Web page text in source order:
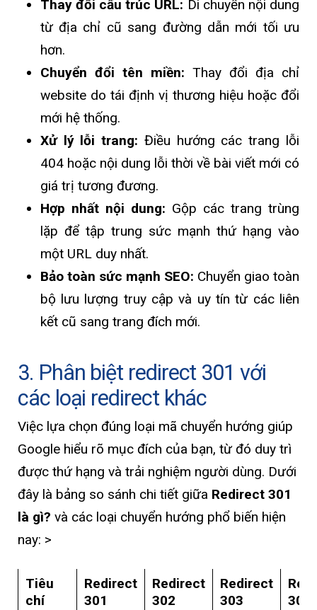
Thay đổi cấu trúc URL: Di chuyển nội dung
từ địa chỉ cũ sang đường dẫn mới tối ưu
hơn.
Chuyển đổi tên miền: Thay đổi địa chỉ
website do tái định vị thương hiệu hoặc đổi
mới hệ thống.
Xử lý lỗi trang: Điều hướng các trang lỗi
404 hoặc nội dung lỗi thời về bài viết mới có
giá trị tương đương.
Hợp nhất nội dung: Gộp các trang trùng
lặp để tập trung sức mạnh thứ hạng vào
một URL duy nhất.
Bảo toàn sức mạnh SEO: Chuyển giao toàn
bộ lưu lượng truy cập và uy tín từ các liên
kết cũ sang trang đích mới.
3. Phân biệt redirect 301 với
các loại redirect khác
Việc lựa chọn đúng loại mã chuyển hướng giúp
Google hiểu rõ mục đích của bạn, từ đó duy trì
được thứ hạng và trải nghiệm người dùng. Dưới
đây là bảng so sánh chi tiết giữa Redirect 301
là gì? và các loại chuyển hướng phổ biến hiện
nay: >
Tiêu
chí
Redirect
301
Redirect
302
Redirect
303
304